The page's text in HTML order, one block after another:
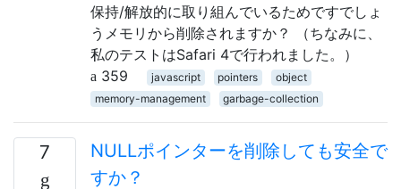
保持/解放的に取り組んでいるためですでしょ
うメモリから削除されますか？ （ちなみに、
私のテストはSafari 4で行われました。）
359
javascript pointers
object
memory-management
garbage-collection
7
NULLポインターを削除しても安全で
すか？